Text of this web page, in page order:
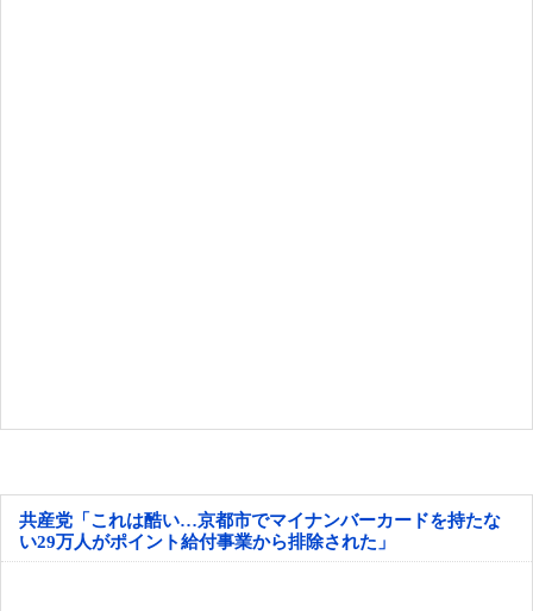
共産党「これは酷い…京都市でマイナンバーカードを持たな
い29万人がポイント給付事業から排除された」